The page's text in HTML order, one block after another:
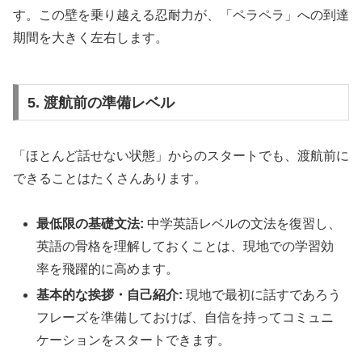
す。この壁を乗り越える忍耐力が、「ペラペラ」への到達
期間を大きく左右します。
5. 渡航前の準備レベル
「ほとんど話せない状態」からのスタートでも、渡航前に
できることはたくさんあります。
最低限の基礎文法: 中学英語レベルの文法を復習し、
英語の骨格を理解しておくことは、現地での学習効
率を飛躍的に高めます。
基本的な挨拶・自己紹介: 現地で最初に話すであろう
フレーズを準備しておけば、自信を持ってコミュニ
ケーションをスタートできます。